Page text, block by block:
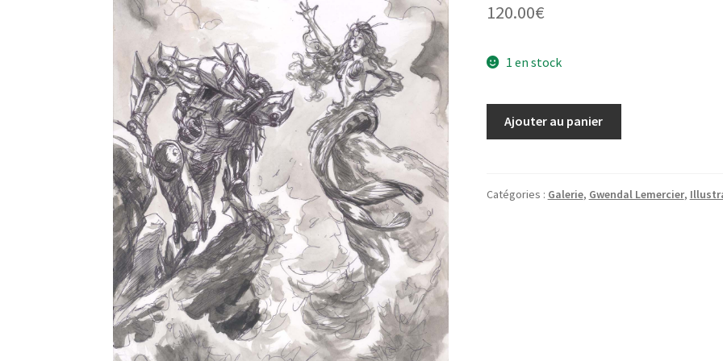
120.00€
1 en stock
Lavis
Ajouter au panier
Catégories : Galerie, Gwendal Lemercier,